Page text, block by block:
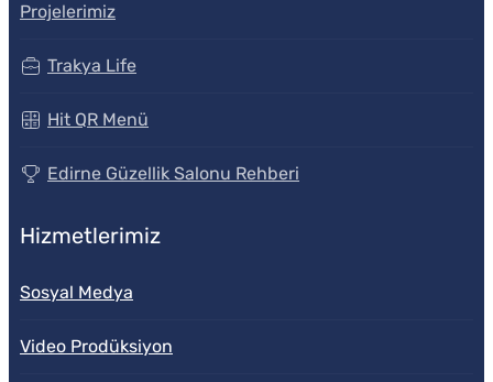
Projelerimiz
Trakya Life
Hit QR Menü
Edirne Güzellik Salonu Rehberi
Hizmetlerimiz
Sosyal Medya
Video Prodüksiyon